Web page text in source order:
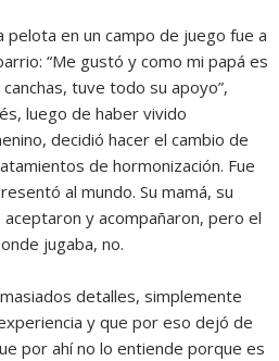
pelota en un campo de juego fue a
“Me gustó y como mi papá es
tuve todo su apoyo”,
luego de haber vivido
decidió hacer el cambio de
de hormonización. Fue
al mundo. Su mamá, su
y acompañaron, pero el
jugaba, no.
detalles, simplemente
y que por eso dejó de
por ahí no lo entiende porque es